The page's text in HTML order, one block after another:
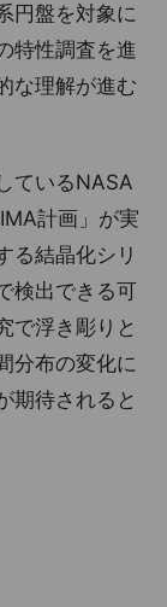
円盤を対象に
特性調査を進
な理解が進む
ているNASA
計画」が実
る結晶化シリ
検出できる可
で浮き彫りと
分布の変化に
期待されると